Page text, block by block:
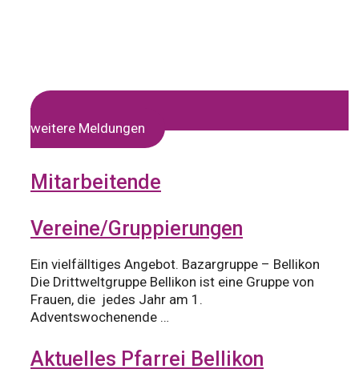
weitere Meldungen
Mitarbeitende
Vereine/Gruppierungen
Ein vielfälltiges Angebot. Bazargruppe – Bellikon
Die Drittweltgruppe Bellikon ist eine Gruppe von
Frauen, die jedes Jahr am 1.
Adventswochenende …
Aktuelles Pfarrei Bellikon